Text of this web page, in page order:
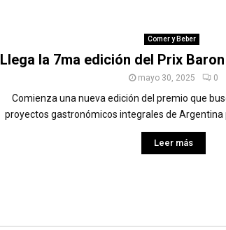
Comer y Beber
Llega la 7ma edición del Prix
mayo 30, 2025 0
Comienza una nueva edición del premio que
proyectos gastronómicos integrales de Argentina
Leer más